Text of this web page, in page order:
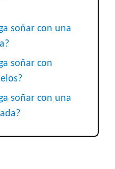
soñar con una
soñar con
soñar con una